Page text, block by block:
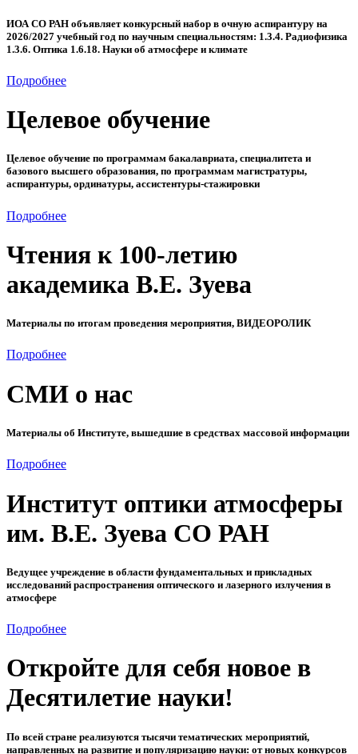
ИОА СО РАН объявляет конкурсный набор в очную аспирантуру на
2026/2027 учебный год по научным специальностям: 1.3.4. Радиофизика
1.3.6. Оптика 1.6.18. Науки об атмосфере и климате
Подробнее
Целевое обучение
Целевое обучение по программам бакалавриата, специалитета и
базового высшего образования, по программам магистратуры,
аспирантуры, ординатуры, ассистентуры-стажировки
Подробнее
Чтения к 100-летию
академика В.Е. Зуева
Материалы по итогам проведения мероприятия, ВИДЕОРОЛИК
Подробнее
СМИ о нас
Материалы об Институте, вышедшие в средствах массовой информации
Подробнее
Институт оптики атмосферы
им. В.Е. Зуева СО РАН
Ведущее учреждение в области фундаментальных и прикладных
исследований распространения оптического и лазерного излучения в
атмосфере
Подробнее
Откройте для себя новое в
Десятилетие науки!
По всей стране реализуются тысячи тематических мероприятий,
направленных на развитие и популяризацию науки: от новых конкурсов